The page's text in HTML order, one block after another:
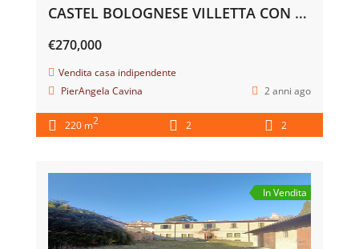
CASTEL BOLOGNESE VILLETTA CON GIARDINO
€270,000
Vendita casa indipendente
PierAngela Cavina
2 anni ago
220 m2 2 2
In Vendita